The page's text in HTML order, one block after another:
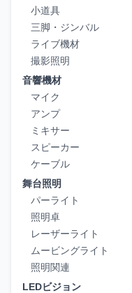
小道具
三脚・ジンバル
ライブ機材
撮影照明
音響機材
マイク
アンプ
ミキサー
スピーカー
ケーブル
舞台照明
パーライト
照明卓
レーザーライト
ムービングライト
照明関連
LEDビジョン